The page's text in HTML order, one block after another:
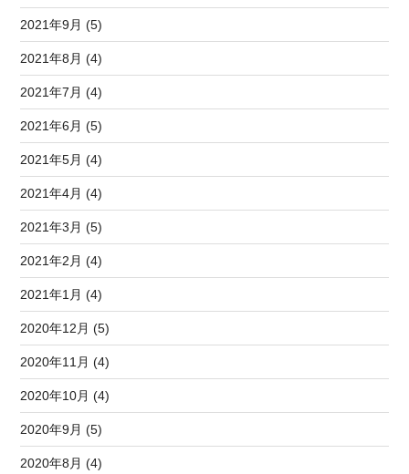
2021年9月 (5)
2021年8月 (4)
2021年7月 (4)
2021年6月 (5)
2021年5月 (4)
2021年4月 (4)
2021年3月 (5)
2021年2月 (4)
2021年1月 (4)
2020年12月 (5)
2020年11月 (4)
2020年10月 (4)
2020年9月 (5)
2020年8月 (4)